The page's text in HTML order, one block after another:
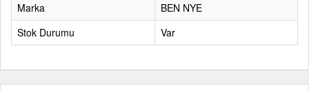
Marka
BEN NYE
Stok Durumu
Var